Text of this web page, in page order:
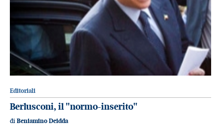
Editoriali
Berlusconi, il "normo-inserito"
di Beniamino Deidda